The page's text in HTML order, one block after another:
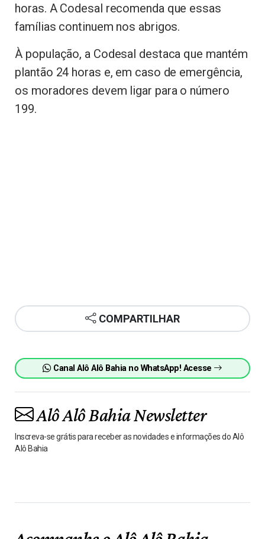
horas. A Codesal recomenda que essas
famílias continuem nos abrigos.
À população, a Codesal destaca que mantém
plantão 24 horas e, em caso de emergência,
os moradores devem ligar para o número
199.
COMPARTILHAR
Canal Alô Alô Bahia no WhatsApp! Acesse
Alô Alô Bahia Newsletter
Inscreva-se grátis para receber as novidades e informações do Alô
Alô Bahia